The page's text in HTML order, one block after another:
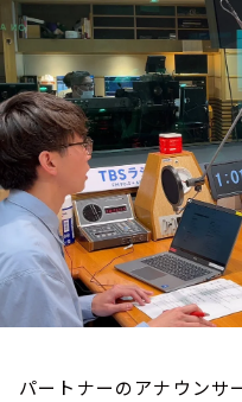
イベント・グッズ
YouTube
会社情報
パートナーのアナウンサ